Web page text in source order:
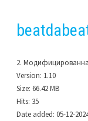
2.
Version: 1.10
Size: 66.42 MB
Hits: 35
Date added: 05-12-